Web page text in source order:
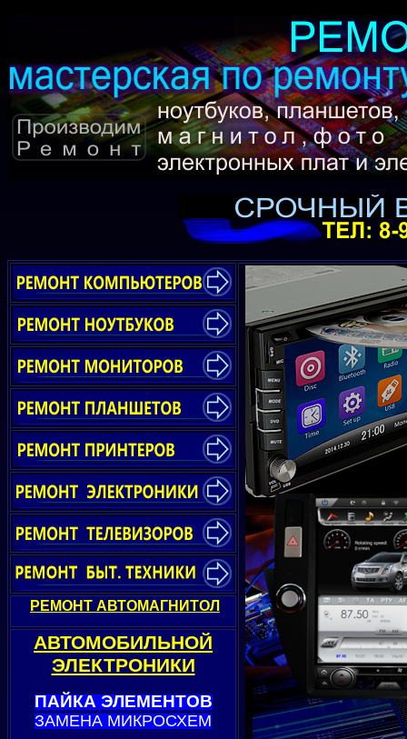
РЕМОНТ АВТОМАГНИТОЛ
АВТОМОБИЛЬНОЙ
ЭЛЕКТРОНИКИ
ПАЙКА ЭЛЕМЕНТОВ
ЗАМЕНА МИКРОСХЕМ